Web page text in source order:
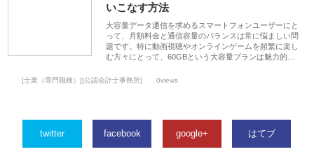
いこなす方法
大容量データ通信を求めるスマートフォンユーザーにと
って、月額料金と通信容量のバランスは常に悩ましい問
題です。特に動画視聴やオンラインゲームを頻繁に楽し
む方々にとって、60GBという大容量プランは魅力的…
[士業（専門職種）][公認会計士事務所] 0views
twitter facebook google+ はてブ